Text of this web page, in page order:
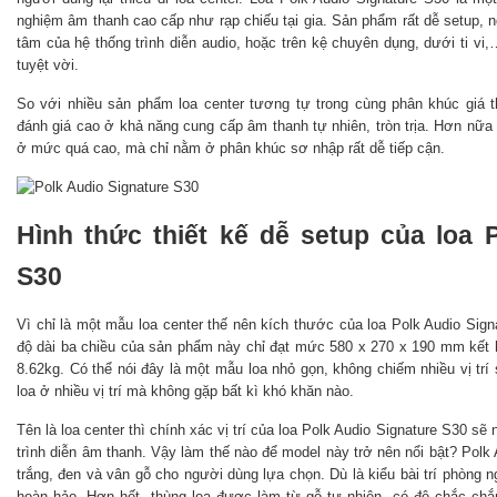
nghiệm âm thanh cao cấp như rạp chiếu tại gia. Sản phẩm rất dễ
tâm của hệ thống trình diễn audio, hoặc trên kệ chuyên dụng, dưới ti
tuyệt vời.
So với nhiều sản phẩm loa center tương tự trong cùng phân khúc giá
đánh giá cao ở khả năng cung cấp âm thanh tự nhiên, tròn trịa. Hơn
ở mức quá cao, mà chỉ nằm ở phân khúc sơ nhập rất dễ tiếp cận.
Hình thức thiết kế dễ setup của loa
S30
Vì chỉ là một mẫu loa center thế nên kích thước của loa Polk Audio
độ dài ba chiều của sản phẩm này chỉ đạt mức 580 x 270 x 190 mm
8.62kg. Có thể nói đây là một mẫu loa nhỏ gọn, không chiếm nhiều vị
loa ở nhiều vị trí mà không gặp bất kì khó khăn nào.
Tên là loa center thì chính xác vị trí của loa Polk Audio Signature S30 sẽ
trình diễn âm thanh. Vậy làm thế nào để model này trở nên nổi bật?
trắng, đen và vân gỗ cho người dùng lựa chọn. Dù là kiểu bài trí phòng